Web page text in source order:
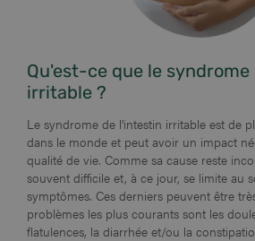
Qu'est-ce que le syndrome
irritable ?
Le syndrome de l'intestin irritable est de
dans le monde et peut avoir un impact
qualité de vie. Comme sa cause reste
souvent difficile et, à ce jour, se limite au
symptômes. Ces derniers peuvent être
problèmes les plus courants sont les
flatulences, la diarrhée et/ou la